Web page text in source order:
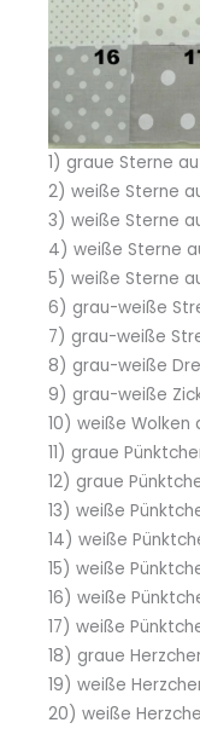
1) graue Sterne
2) weiße Sterne
3) weiße Sterne
4) weiße Sterne
5) weiße Sterne
6) grau-weiße
7) grau-weiße
8) grau-weiße
9) grau-weiße
10) weiße Wolken
11) graue
12) graue
13) weiße
14) weiße
15) weiße
16) weiße
17) weiße
18) graue
19) weiße
20) weiße